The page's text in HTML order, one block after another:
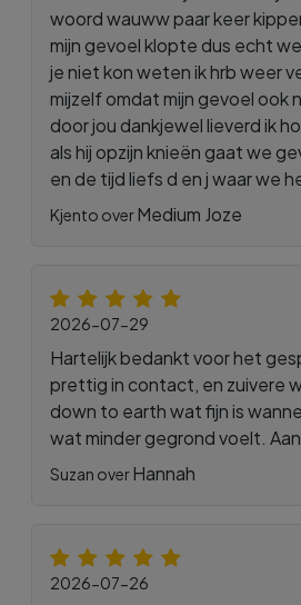
woord wauww paar keer
mijn gevoel klopte dus echt
je niet kon weten ik hrb weer
mijzelf omdat mijn gevoel ook
door jou dankjewel lieverd ik
als hij opzijn knieën gaat we
en de tijd liefs d en j waar we
Kjento overMedium Joze
2026-07-29
Hartelijk bedankt voor het
prettig in contact, en zuivere
down to earth wat fijn is
wat minder gegrond voelt.
Suzan overHannah
2026-07-26